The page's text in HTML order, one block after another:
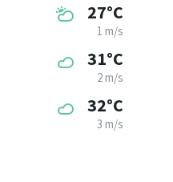
27°C
1 m/s
31°C
2 m/s
32°C
3 m/s